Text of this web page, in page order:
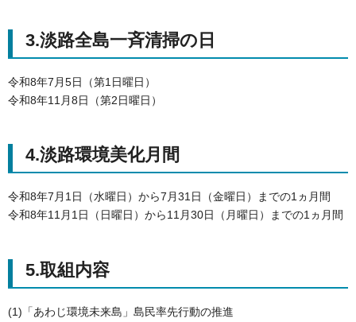
3.淡路全島一斉清掃の日
令和8年7月5日（第1日曜日）
令和8年11月8日（第2日曜日）
4.淡路環境美化月間
令和8年7月1日（水曜日）から7月31日（金曜日）までの1ヵ月間
令和8年11月1日（日曜日）から11月30日（月曜日）までの1ヵ月間
5.取組内容
(1)「あわじ環境未来島」島民率先行動の推進